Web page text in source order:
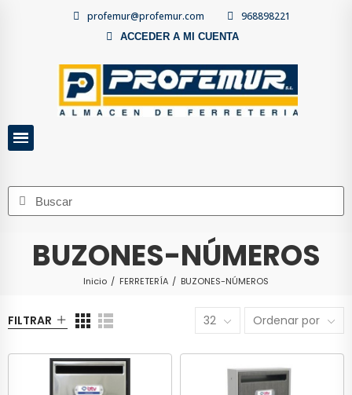
profemur@profemur.com 968898221
ACCEDER A MI CUENTA
BUZONES-NÚMEROS
Inicio FERRETERÍA BUZONES-NÚMEROS
FILTRAR 32 Ordenar por